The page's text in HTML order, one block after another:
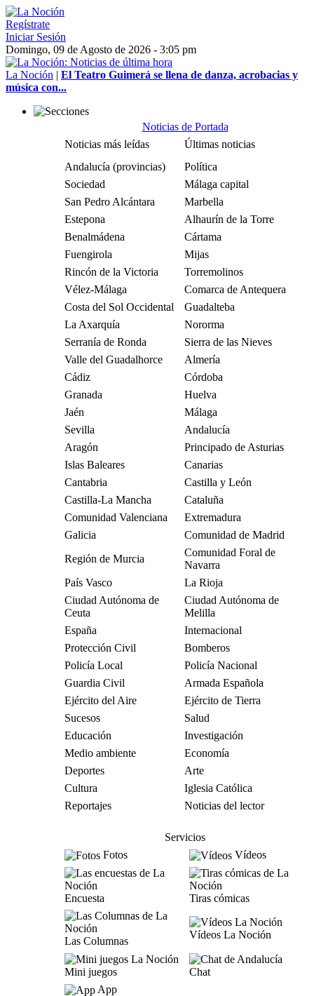
Regístrate
Iniciar Sesión
Domingo, 09 de Agosto de 2026 - 3:05 pm
La Noción | El Teatro Guimerá se llena de danza, acrobacias y
música con...
Noticias de Portada
Noticias más leídas
Últimas noticias
Andalucía (provincias)
Política
Sociedad
Málaga capital
San Pedro Alcántara
Marbella
Estepona
Alhaurín de la Torre
Benalmádena
Cártama
Fuengirola
Mijas
Rincón de la Victoria
Torremolinos
Vélez-Málaga
Comarca de Antequera
Costa del Sol Occidental
Guadalteba
La Axarquía
Nororma
Serranía de Ronda
Sierra de las Nieves
Valle del Guadalhorce
Almería
Cádiz
Córdoba
Granada
Huelva
Jaén
Málaga
Sevilla
Andalucía
Aragón
Principado de Asturias
Islas Baleares
Canarias
Cantabria
Castilla y León
Castilla-La Mancha
Cataluña
Comunidad Valenciana
Extremadura
Galicia
Comunidad de Madrid
Región de Murcia
Comunidad Foral de
Navarra
País Vasco
La Rioja
Ciudad Autónoma de
Ceuta
Ciudad Autónoma de
Melilla
España
Internacional
Protección Civil
Bomberos
Policía Local
Policía Nacional
Guardia Civil
Armada Española
Ejército del Aire
Ejército de Tierra
Sucesos
Salud
Educación
Investigación
Medio ambiente
Economía
Deportes
Arte
Cultura
Iglesia Católica
Reportajes
Noticias del lector
Servicios
Fotos
Vídeos
Encuesta Tiras cómicas
Las Columnas
Vídeos La Noción
Mini juegos
Chat
App